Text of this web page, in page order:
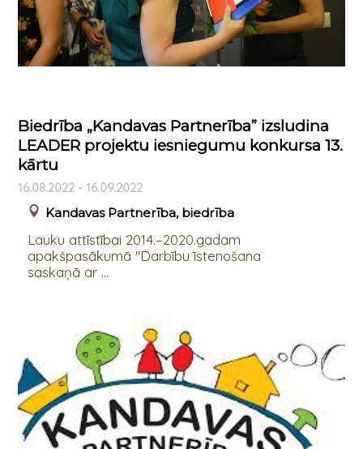
Biedrība „Kandavas Partnerība” izsludina
LEADER projektu iesniegumu konkursa 13.
kārtu
16.08.2022 - 16.09.2022
Kandavas Partnerība, biedrība
Lauku attīstībai 2014.–2020.gadam
apakšpasākumā "Darbību īstenošana
saskaņā ar ...